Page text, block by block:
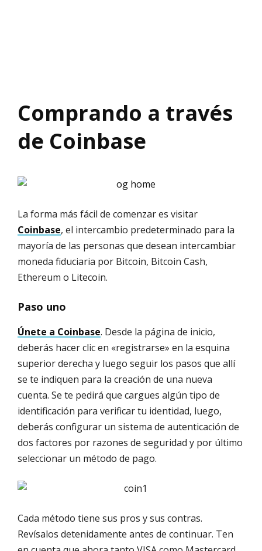
Comprando a través
de Coinbase
La forma más fácil de comenzar es visitar
Coinbase, el intercambio predeterminado para la
mayoría de las personas que desean intercambiar
moneda fiduciaria por Bitcoin, Bitcoin Cash,
Ethereum o Litecoin.
Paso uno
Únete a Coinbase. Desde la página de inicio,
deberás hacer clic en «registrarse» en la esquina
superior derecha y luego seguir los pasos que allí
se te indiquen para la creación de una nueva
cuenta. Se te pedirá que cargues algún tipo de
identificación para verificar tu identidad, luego,
deberás configurar un sistema de autenticación de
dos factores por razones de seguridad y por último
seleccionar un método de pago.
Cada método tiene sus pros y sus contras.
Revísalos detenidamente antes de continuar. Ten